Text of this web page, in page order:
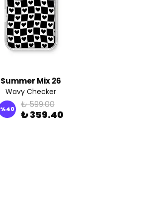
Summer Mix 26
Wavy Checker
%40 ₺ 599.00
₺ 359.40